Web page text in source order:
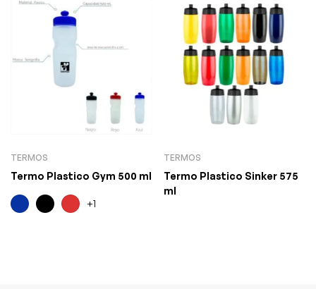
TERMOS
Termo Plastico Gym 500 ml
+1
TERMOS
Termo Plastico Sinker 575
ml